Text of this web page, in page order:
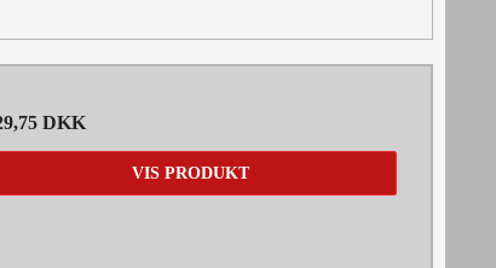
DKK
VIS PRODUKT